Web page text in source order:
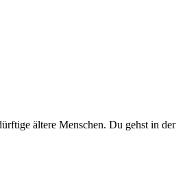
ältere Menschen. Du gehst in der